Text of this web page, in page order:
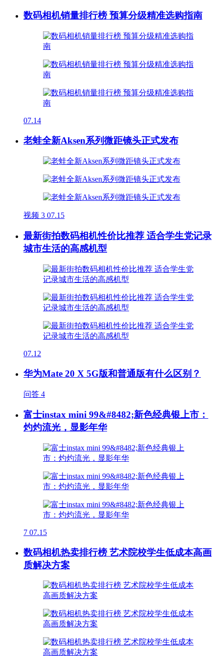
数码相机销量排行榜 预算分级精准选购指南
07.14
老蛙全新Aksen系列微距镜头正式发布
视频 3 07.15
最新街拍数码相机性价比推荐 适合学生党记录
城市生活的高感机型
07.12
华为Mate 20 X 5G版和普通版有什么区别？
问答 4
富士instax mini 99&#8482;新色经典银上市：
灼灼流光，显影年华
7 07.15
数码相机热卖排行榜 艺术院校学生低成本高画
质解决方案